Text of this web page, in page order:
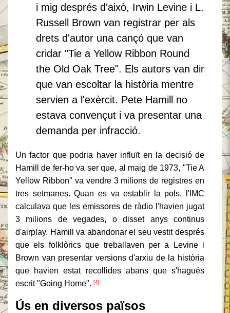
i mig després d'això, Irwin Levine i L.
Russell Brown van registrar per als
drets d'autor una cançó que van
cridar "Tie a Yellow Ribbon Round
the Old Oak Tree". Els autors van dir
que van escoltar la història mentre
servien a l'exèrcit. Pete Hamill no
estava convençut i va presentar una
demanda per infracció.
Un factor que podria haver influït en la decisió de
Hamill de fer-ho va ser que, al maig de 1973, "Tie A
Yellow Ribbon" va vendre 3 milions de registres en
tres setmanes. Quan es va establir la pols, l'IMC
calculava que les emissores de ràdio l'havien jugat
3 milions de vegades, o disset anys continus
d'airplay. Hamill va abandonar el seu vestit després
que els folklòrics que treballaven per a Levine i
Brown van presentar versions d'arxiu de la història
que havien estat recollides abans que s'hagués
escrit "Going Home". [4]
Ús en diversos països